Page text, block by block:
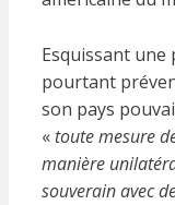
Esquissant une
pourtant
son pays
« toute mesure
manière
souverain avec